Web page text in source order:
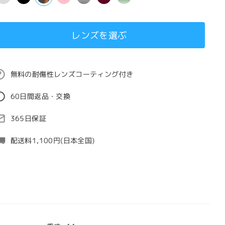
レンズを選ぶ
無料の耐傷性レンズコーティング付き
60日間返品・交換
365日保証
配送料1,100円(日本全国)